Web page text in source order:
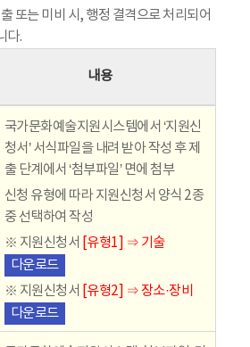
또는 미비 시, 행정 결격으로 처리되어
다.
내용
국가문화예술지원시스템에서 ‘지원신
청서’ 서식파일을 내려 받아 작성 후 제
출 단계에서 ‘첨부파일’ 면에 첨부
신청 유형에 따라 지원신청서 양식 2종
중 선택하여 작성
※ 지원신청서
[유형1] ⇒ 기술
다운로드
※ 지원신청서
[유형2] ⇒ 장소·장비
다운로드